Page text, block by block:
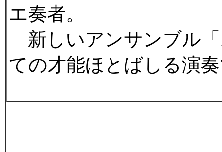
エ奏者。
新しいアンサンブル
ての才能ほとばしる演